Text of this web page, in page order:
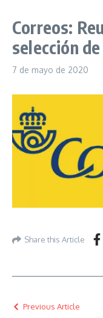
Correos:
selección
7 de mayo de 2020
Share this Article
Previous Article